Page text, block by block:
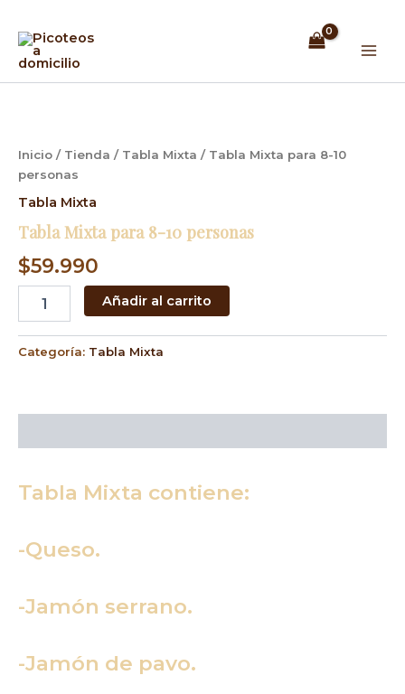
contenido
Inicio / Tienda / Tabla Mixta / Tabla Mixta para 8-10
personas
Tabla Mixta
Tabla Mixta para 8-10 personas
$59.990
10
personas
cantidad
Añadir al carrito
Categoría: Tabla Mixta
Tabla Mixta contiene:
-Queso.
-Jamón serrano.
-Jamón de pavo.